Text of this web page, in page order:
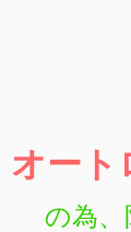
オート
の為、